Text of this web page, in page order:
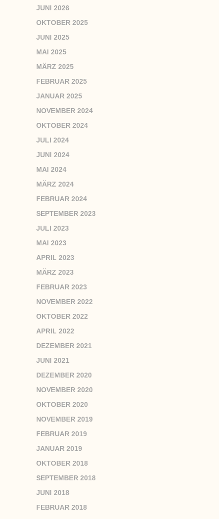
JUNI 2026
OKTOBER 2025
JUNI 2025
MAI 2025
MÄRZ 2025
FEBRUAR 2025
JANUAR 2025
NOVEMBER 2024
OKTOBER 2024
JULI 2024
JUNI 2024
MAI 2024
MÄRZ 2024
FEBRUAR 2024
SEPTEMBER 2023
JULI 2023
MAI 2023
APRIL 2023
MÄRZ 2023
FEBRUAR 2023
NOVEMBER 2022
OKTOBER 2022
APRIL 2022
DEZEMBER 2021
JUNI 2021
DEZEMBER 2020
NOVEMBER 2020
OKTOBER 2020
NOVEMBER 2019
FEBRUAR 2019
JANUAR 2019
OKTOBER 2018
SEPTEMBER 2018
JUNI 2018
FEBRUAR 2018